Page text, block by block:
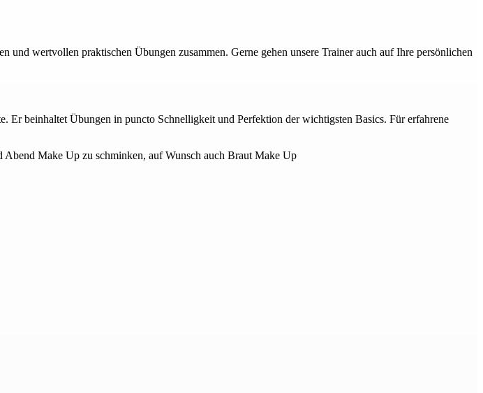
wertvollen praktischen Übungen zusammen. Gerne gehen unsere Trainer auch auf Ihre persönlichen
Er beinhaltet Übungen in puncto Schnelligkeit und Perfektion der wichtigsten Basics. Für erfahrene
Make Up zu schminken, auf Wunsch auch Braut Make Up